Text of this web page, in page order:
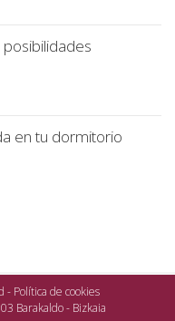
posibilidades
en tu dormitorio
- Política de cookies
Barakaldo - Bizkaia